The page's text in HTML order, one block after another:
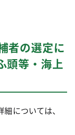
者の選定に
頭等・海上
については、